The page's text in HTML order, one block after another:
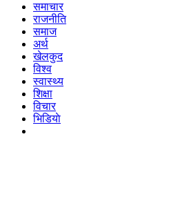
समाचार
राजनीति
समाज
अर्थ
खेलकुद
विश्व
स्वास्थ्य
शिक्षा
विचार
भिडियाे